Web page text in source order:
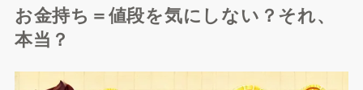
お金持ち＝値段を気にしない？それ、
本当？